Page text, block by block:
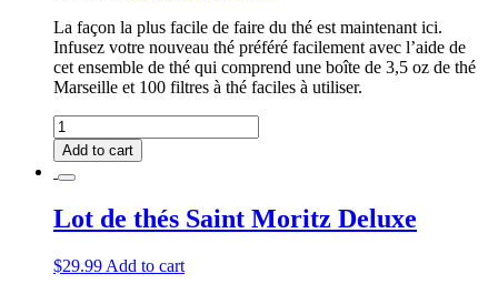
La façon la plus facile de faire du thé est maintenant ici.
Infusez votre nouveau thé préféré facilement avec l’aide de
cet ensemble de thé qui comprend une boîte de 3,5 oz de thé
Marseille et 100 filtres à thé faciles à utiliser.
Lot
de
thés
Marseille
Add to cart
Lot de thés Saint Moritz Deluxe
$29.99 Add to cart